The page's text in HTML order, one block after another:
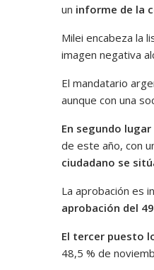
un informe de la
Milei encabeza la
imagen negativa
El mandatario
aunque con una
En segundo
de este año, con
ciudadano se
La aprobación es
aprobación del
El tercer puesto
48,5 % de